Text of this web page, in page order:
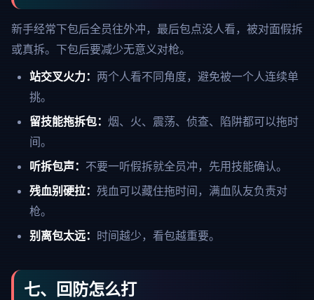
新手经常下包后全员往外冲，最后包点没人看，被对面假拆
或真拆。下包后要减少无意义对枪。
站交叉火力： 两个人看不同角度，避免被一个人连续单
挑。
留技能拖拆包： 烟、火、震荡、侦查、陷阱都可以拖时
间。
听拆包声： 不要一听假拆就全员冲，先用技能确认。
残血别硬拉： 残血可以藏住拖时间，满血队友负责对
枪。
别离包太远： 时间越少，看包越重要。
七、回防怎么打